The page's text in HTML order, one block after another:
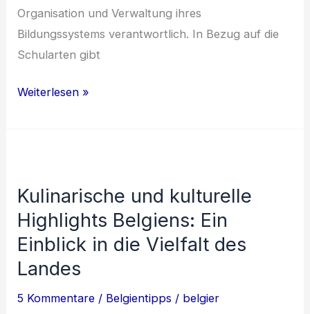
Organisation und Verwaltung ihres
Bildungssystems verantwortlich. In Bezug auf die
Schularten gibt
Belgien:
und
EU-
Rolle
Weiterlesen »
Kulinarische und kulturelle
Highlights Belgiens: Ein
Einblick in die Vielfalt des
Landes
5 Kommentare / Belgientipps / belgier